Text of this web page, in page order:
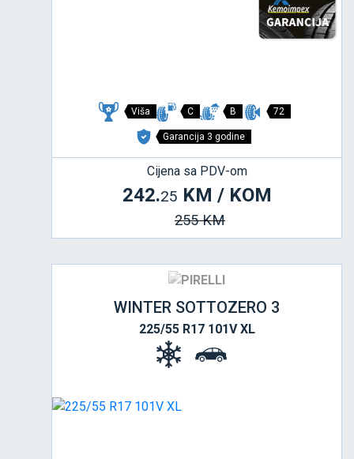
Viša C B 72
Garancija 3 godine
Cijena sa PDV-om
242.25 KM / KOM
255 KM
WINTER SOTTOZERO 3
225/55 R17 101V XL